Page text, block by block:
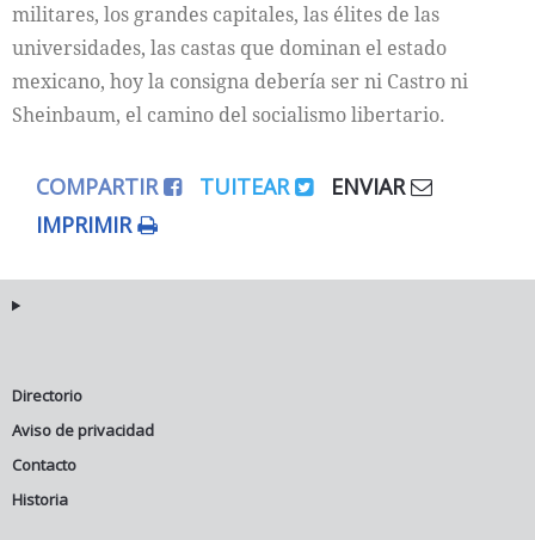
militares, los grandes capitales, las élites de las
universidades, las castas que dominan el estado
mexicano, hoy la consigna debería ser ni Castro ni
Sheinbaum, el camino del socialismo libertario.
COMPARTIR TUITEAR
ENVIAR
IMPRIMIR
Directorio
Aviso de privacidad
Contacto
Historia